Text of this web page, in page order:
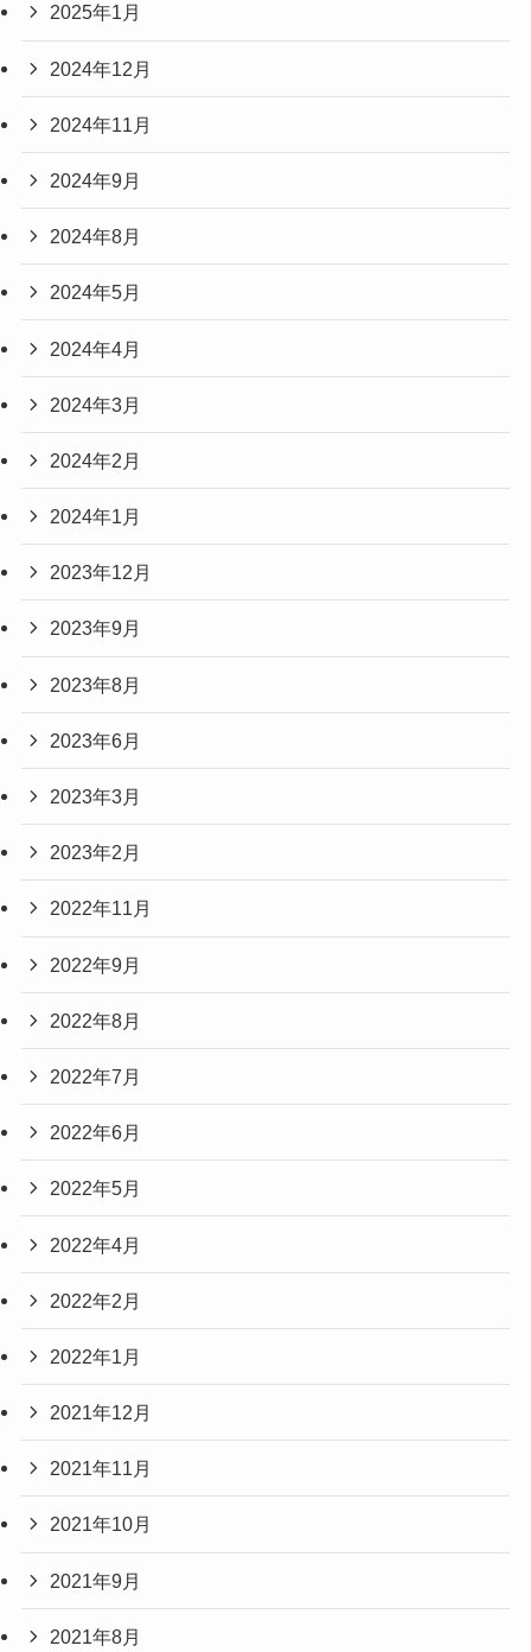
2025年1月
2024年12月
2024年11月
2024年9月
2024年8月
2024年5月
2024年4月
2024年3月
2024年2月
2024年1月
2023年12月
2023年9月
2023年8月
2023年6月
2023年3月
2023年2月
2022年11月
2022年9月
2022年8月
2022年7月
2022年6月
2022年5月
2022年4月
2022年2月
2022年1月
2021年12月
2021年11月
2021年10月
2021年9月
2021年8月